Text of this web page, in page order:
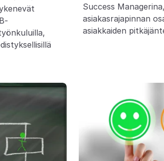
Success
asiakasrajapinnan
asiakkaiden